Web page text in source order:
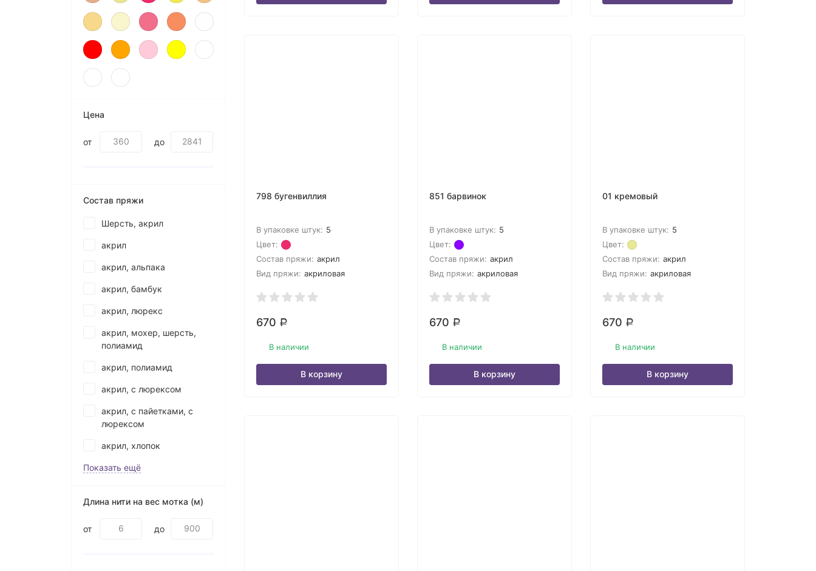
798 бугенвиллия
В упаковке штук: 5
Цвет:
Состав пряжи: акрил
Вид пряжи: акриловая
670 Р
В наличии
В корзину
851 барвинок
В упаковке штук: 5
Цвет:
Состав пряжи: акрил
Вид пряжи: акриловая
670 Р
В наличии
В корзину
01 кремовый
В упаковке штук: 5
Цвет:
Состав пряжи: акрил
Вид пряжи: акриловая
670 Р
В наличии
В корзину
Цена
от до
Состав пряжи
Шерсть, акрил
акрил
акрил, альпака
акрил, бамбук
акрил, люрекс
акрил, мохер, шерсть,
полиамид
акрил, полиамид
акрил, с люрексом
акрил, с пайетками, с
люрексом
акрил, хлопок
Показать ещё
Длина нити на вес мотка (м)
от до